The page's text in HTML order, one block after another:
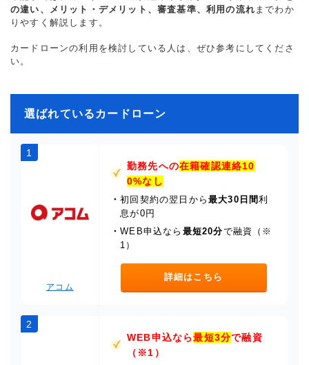
の違い、メリット・デメリット、審査基準、利用の流れ までわか
りやすく解説します。
カードローンの利用を検討している人は、ぜひ参考にしてくださ
い。
選ばれているカードローン
1
アコム
勤務先への在籍確認連絡10
0%なし
・初回契約の翌日から最大30日間利
息が0円
・WEB申込なら 最短20分で融資（※
1）
詳細はこちら
2
WEB申込なら最短3分で融資
（※1）